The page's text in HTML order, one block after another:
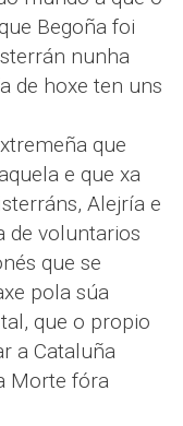
Begoña foi
nunha
de hoxe ten uns
que
e que xa
Alejría e
de voluntarios
que se
pola súa
que o propio
a Cataluña
Morte fóra